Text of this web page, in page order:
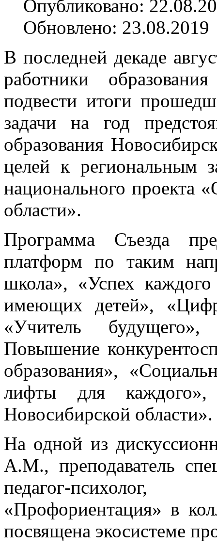
Опубликовано:
Обновлено: 23.08.2019
В последней декаде
работники
подвести итоги
задачи на год
образования
целей к региональным
национального проекта
области».
Программа Съезда
платформ по таким
школа», «Успех
имеющих детей»,
«Учитель
Повышение
образования»,
лифты для каждого»,
Новосибирской области».
На одной из
А.М., преподаватель
педагог-
«Профориентация» в
посвящена экосистеме